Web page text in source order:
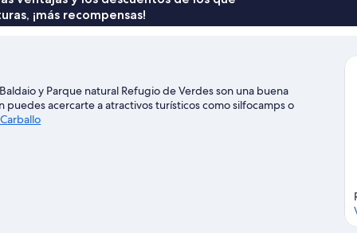
¡más recompensas!
y Parque natural Refugio de Verdes son una buena
acercarte a atractivos turísticos como silfocamps o